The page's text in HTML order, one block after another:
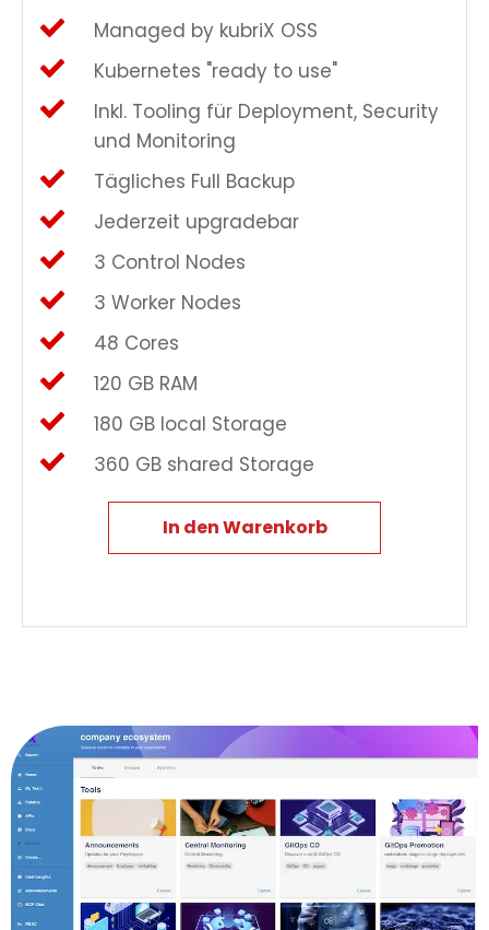
Managed by kubriX OSS
Kubernetes "ready to use"
Inkl. Tooling für Deployment, Security
und Monitoring
Tägliches Full Backup
Jederzeit upgradebar
3 Control Nodes
3 Worker Nodes
48 Cores
120 GB RAM
180 GB local Storage
360 GB shared Storage
In den Warenkorb